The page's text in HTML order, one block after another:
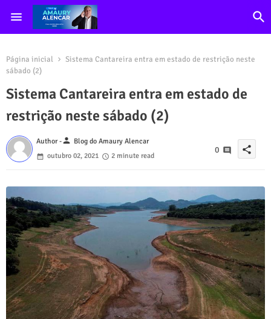
Página inicial
Sistema Cantareira entra em estado de restrição neste
sábado (2)
Sistema Cantareira entra em estado de
restrição neste sábado (2)
Author -person Blog do Amaury Alencar
outubro 02, 2021
2 minute read
0 share